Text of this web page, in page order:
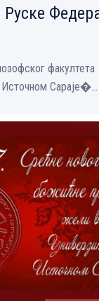
факултета
Источном Сараје�...